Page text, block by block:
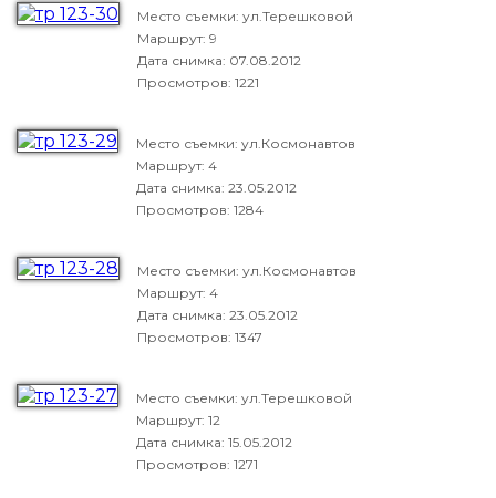
Место съемки: ул.Терешковой
Маршрут: 9
Дата снимка: 07.08.2012
Просмотров: 1221
Место съемки: ул.Космонавтов
Маршрут: 4
Дата снимка: 23.05.2012
Просмотров: 1284
Место съемки: ул.Космонавтов
Маршрут: 4
Дата снимка: 23.05.2012
Просмотров: 1347
Место съемки: ул.Терешковой
Маршрут: 12
Дата снимка: 15.05.2012
Просмотров: 1271